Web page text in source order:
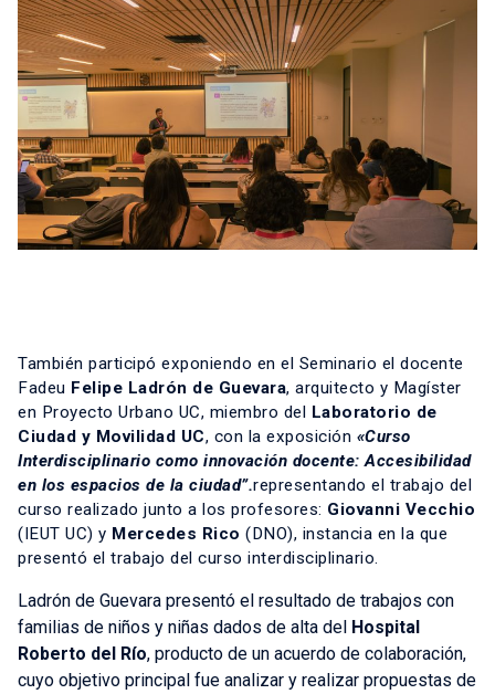
También participó exponiendo en el Seminario el docente
Fadeu Felipe Ladrón de Guevara, arquitecto y Magíster
en Proyecto Urbano UC, miembro del Laboratorio de
Ciudad y Movilidad UC, con la exposición «Curso
Interdisciplinario como innovación docente: Accesibilidad
en los espacios de la ciudad”.representando el trabajo del
curso realizado junto a los profesores: Giovanni Vecchio
(IEUT UC) y Mercedes Rico (DNO), instancia en la que
presentó el trabajo del curso interdisciplinario.
Ladrón de Guevara presentó el resultado de trabajos con
familias de niños y niñas dados de alta del Hospital
Roberto del Río, producto de un acuerdo de colaboración,
cuyo objetivo principal fue analizar y realizar propuestas de